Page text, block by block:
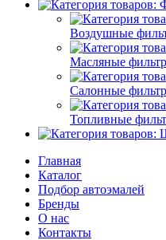
Воздушные
Масляные
Салонные
Топливные
Главная
Каталог
Подбор автоэмалей
Бренды
О нас
Контакты